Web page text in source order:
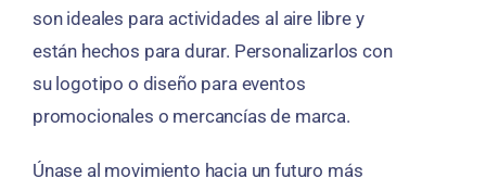
son ideales para actividades al aire libre y
están hechos para durar. Personalizarlos con
su logotipo o diseño para eventos
promocionales o mercancías de marca.
Únase al movimiento hacia un futuro más